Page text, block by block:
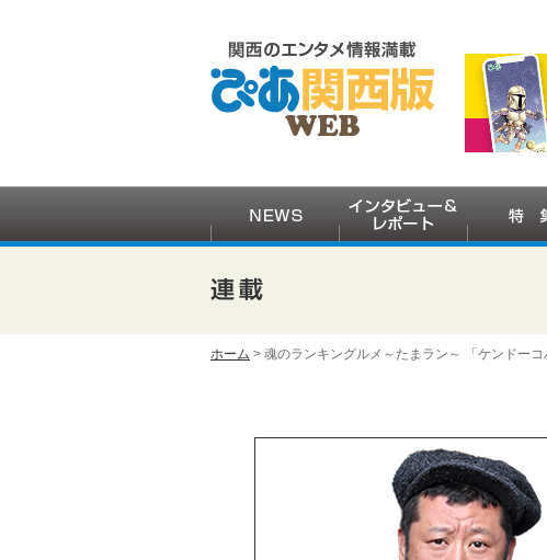
ホーム > 魂のランキングルメ～たまラン～ 「ケンドーコ